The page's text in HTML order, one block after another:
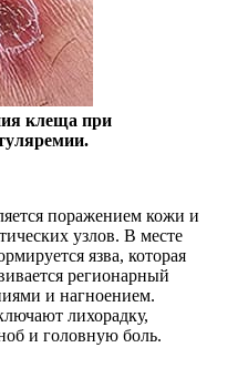
клеща при
поражением кожи и
узлов. В месте
язва, которая
регионарный
и нагноением.
лихорадку,
и головную боль.